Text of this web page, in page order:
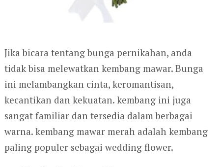
Jika bicara tentang bunga pernikahan, anda
tidak bisa melewatkan kembang mawar. Bunga
ini melambangkan cinta, keromantisan,
kecantikan dan kekuatan. kembang ini juga
sangat familiar dan tersedia dalam berbagai
warna. kembang mawar merah adalah kembang
paling populer sebagai wedding flower.